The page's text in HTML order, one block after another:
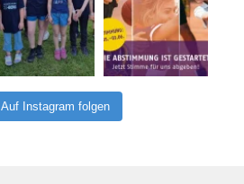
Auf Instagram folgen